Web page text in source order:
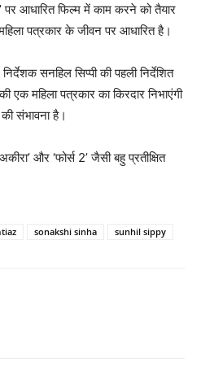
पर आधारित फिल्म में काम करने को तैयार
पत्रकार के जीवन पर आधारित है।
सनहिल सिप्‍पी की पहली निर्देशित
की एक महिला पत्रकार का किरदार निभाएंगी
संभावना है।
और ‘फोर्स 2’ जैसी बहु प्रतीक्षित
sonakshi sinha sunhil sippy